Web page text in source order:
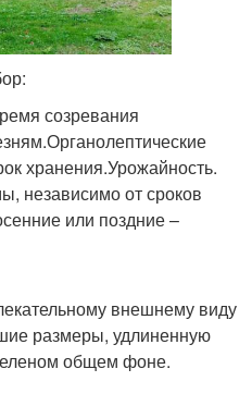
созревания
хранения.Урожайность.
независимо от сроков
или поздние –
внешнему виду
размеры, удлиненную
общем фоне.